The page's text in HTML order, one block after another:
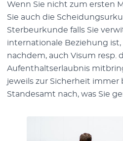
Wenn Sie nicht zum ersten
Sie auch die
Sterbeurkunde falls Sie
internationale Beziehung ist,
nachdem, auch Visum resp.
Aufenthaltserlaubnis
jeweils zur Sicherheit immer
Standesamt nach, was Sie